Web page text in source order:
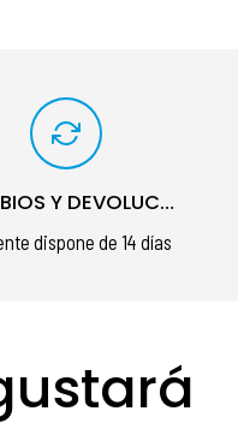
Y DEVOLUCIONES
dispone de 14 días